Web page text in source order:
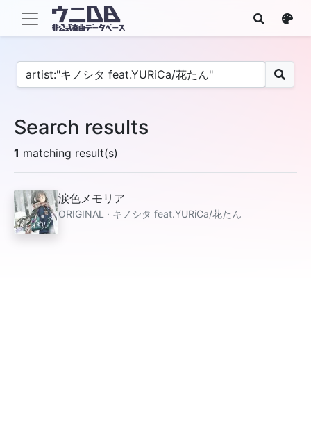
Search results
1 matching result(s)
涙色メモリア
ORIGINAL · キノシタ feat.YURiCa/花たん